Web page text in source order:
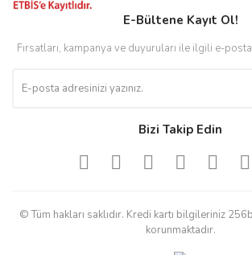
E-Bültene Kayıt Ol!
Fırsatları, kampanya ve duyuruları ile ilgili e-
Bizi Takip Edin
© Tüm hakları saklıdır. Kredi kartı bilgileriniz
korunmaktadır.